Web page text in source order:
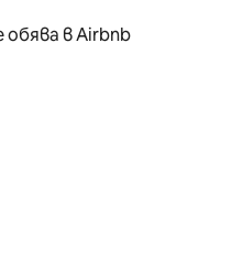
обява в Airbnb